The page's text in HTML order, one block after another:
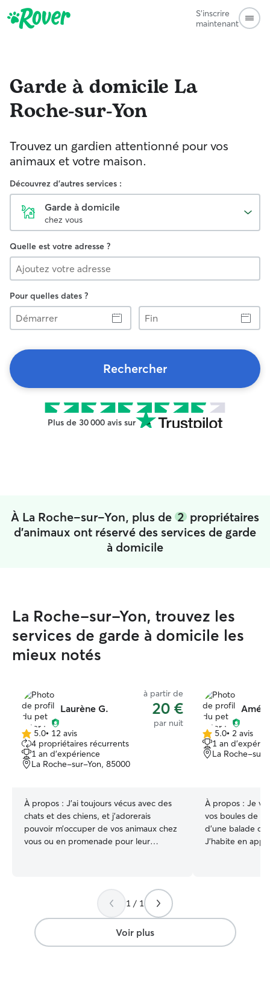
S'inscrire
maintenant
Garde à domicile La
Roche-sur-Yon
Trouvez un gardien attentionné pour vos
animaux et votre maison.
Découvrez d'autres services :
Garde à domicile
chez vous
Quelle est votre adresse ?
Pour quelles dates ?
Démarrer
Fin
Rechercher
Plus de 30 000 avis sur
À La Roche-sur-Yon, plus de 2 propriétaires
d'animaux ont réservé des services de garde
à domicile
La Roche-sur-Yon, trouvez les
services de garde à domicile les
mieux notés
Laurène G.
à partir de
20 €
par nuit
5.0 étoile(s)
sur
5
5.0• 12 avis
4 propriétaires récurrents
1 an d'expérience
La Roche-sur-Yon, 85000
À propos : J’ai toujours vécus avec des
chats et des chiens, et j’adorerais
pouvoir m’occuper de vos animaux chez
vous ou en promenade pour leur
ends pour m’occuper de vos animaux. Je
peux me déplacer à votre domicile pour
m’occuper de vos animaux : les
promener, les nourrir, jouer avec eux,
selon vos besoins et vos demandes.
5.0 étoile(s)
sur
5
5.0• 2 avis
1 an
La Roche-sur-
À propos : Je
vos boules de
d'une balade ou
J'habite en
général. 😁
pour en savoir plus 😊 Je
la semaine et
1 / 1
Voir plus